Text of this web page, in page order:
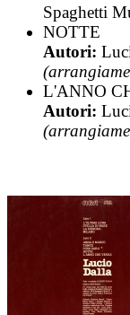
Spaghetti
NOTTE
Autori:
L'ANNO
Autori: